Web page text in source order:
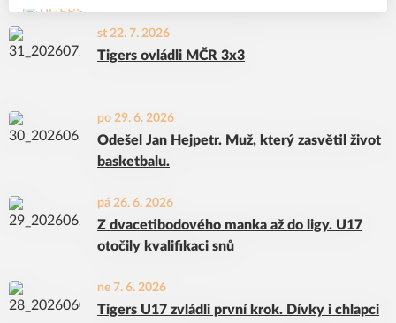
st 22. 7. 2026
Tigers ovládli MČR 3x3
po 29. 6. 2026
Odešel Jan Hejpetr. Muž, který zasvětil život
basketbalu.
pá 26. 6. 2026
Z dvacetibodového manka až do ligy. U17
otočily kvalifikaci snů
ne 7. 6. 2026
Tigers U17 zvládli první krok. Dívky i chlapci